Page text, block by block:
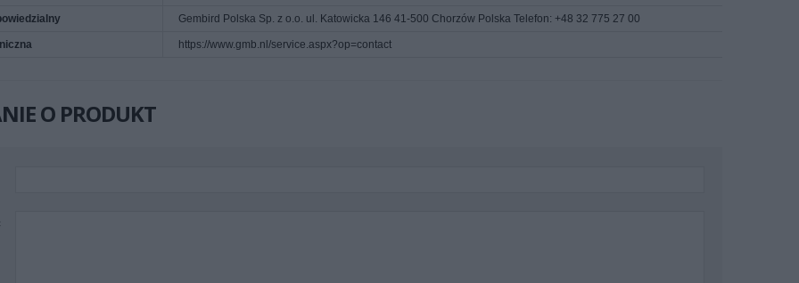
Gembird Polska Sp. z o.o. ul. Katowicka 146 41-500 Chorzów Polska Telefon: +48 32 775 27 00
https://www.gmb.nl/service.aspx?op=contact
O PRODUKT